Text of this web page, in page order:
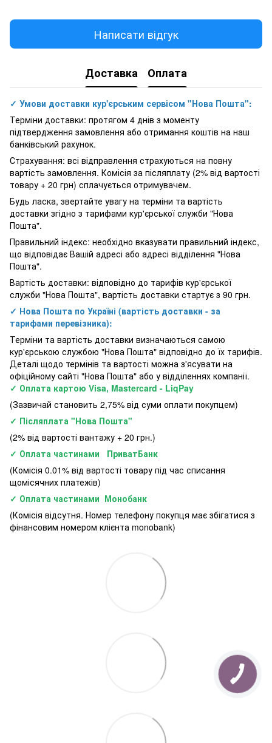
Написати відгук
Доставка Оплата
✓ Умови доставки кур'єрським сервісом "Нова Пошта":
Терміни доставки: протягом 4 днів з моменту
підтвердження замовлення або отримання коштів на наш
банківський рахунок.
Страхування: всі відправлення страхуються на повну
вартість замовлення. Комісія за післяплату (2% від вартості
товару + 20 грн) сплачується отримувачем.
Будь ласка, звертайте увагу на терміни та вартість
доставки згідно з тарифами кур'єрської служби "Нова
Пошта".
Правильний індекс: необхідно вказувати правильний індекс,
що відповідає Вашій адресі або адресі відділення "Нова
Пошта".
Вартість доставки: відповідно до тарифів кур'єрської
служби "Нова Пошта", вартість доставки стартує з 90 грн.
✓ Нова Пошта по Україні (вартість доставки - за
тарифами перевізника):
Терміни та вартість доставки визначаються самою
кур'єрською службою "Нова Пошта" відповідно до їх тарифів.
Деталі щодо термінів та вартості можна з'ясувати на
офіційному сайті "Нова Пошта" або у відділеннях компанії.
✓ Оплата картою Visa, Mastercard - LiqPay
(Зазвичай становить 2,75% від суми оплати покупцем)
✓ Післяплата "Нова Пошта"
(2% від вартості вантажу + 20 грн.)
✓ Оплата частинами ПриватБанк
(Комісія 0.01% від вартості товару під час списання
щомісячних платежів)
✓ Оплата частинами Монобанк
(Комісія відсутня. Номер телефону покупця має збігатися з
фінансовим номером клієнта monobank)